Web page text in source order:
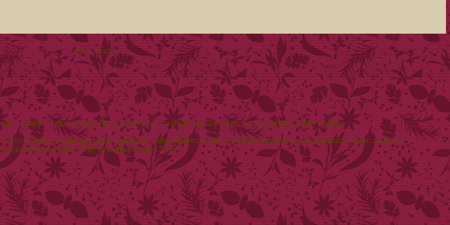
Gewürz-Welt » Chili Ancho
mittelamerikanischen Ancho-Chilis-Frucht (Poblano-Schoten). Es schmeckt süßlich-fruchtig.
Chili-Pulver ist auch sehr schmackhaft für alle dunklen Soßen, in Ochsenschwanz- und Gulaschsuppe, zu Fisch,
ist diese milde Chili Grundlage vieler Soßen.